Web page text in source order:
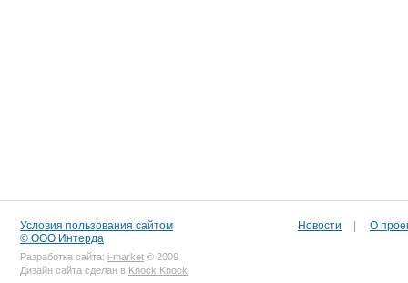
Условия пользования сайтом
© ООО Интерда
Разработка сайта: i-market © 2009
Дизайн сайта сделан в Knock Knock
Новости О